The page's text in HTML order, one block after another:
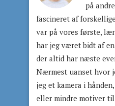
på
fascineret af
var på vores første,
har jeg været bidt af
der altid har næste
Nærmest uanset hvor
jeg et kamera i
eller mindre motiver